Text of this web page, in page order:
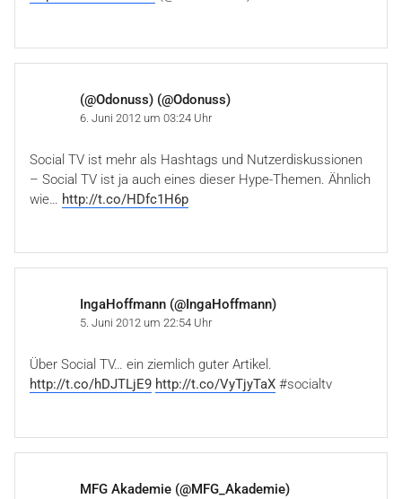
(@Odonuss) (@Odonuss)
6. Juni 2012 um 03:24 Uhr
Social TV ist mehr als Hashtags und Nutzerdiskussionen
– Social TV ist ja auch eines dieser Hype-Themen. Ähnlich
wie… http://t.co/HDfc1H6p
IngaHoffmann (@IngaHoffmann)
5. Juni 2012 um 22:54 Uhr
Über Social TV… ein ziemlich guter Artikel.
http://t.co/hDJTLjE9 http://t.co/VyTjyTaX #socialtv
MFG Akademie (@MFG_Akademie)